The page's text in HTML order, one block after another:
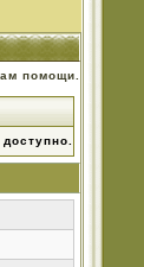
помощи.